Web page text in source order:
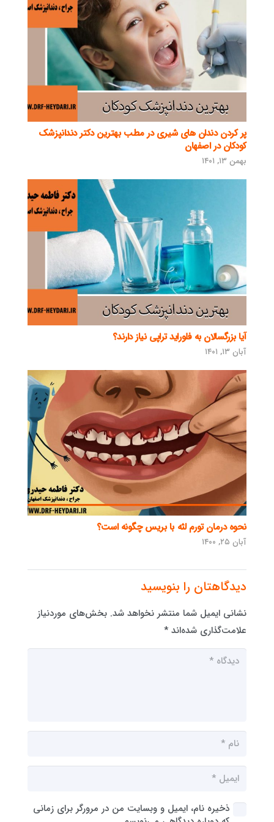
پر کردن دندان های شیری در مطب بهترین دکتر دندانپزشک
کودکان در اصفهان
بهمن ۱۳, ۱۴۰۱
آیا بزرگسالان به فلوراید تراپی نیاز دارند؟
آبان ۱۳, ۱۴۰۱
نحوه درمان تورم لثه با بریس چگونه است؟
آبان ۲۵, ۱۴۰۰
دیدگاهتان را بنویسید
نشانی ایمیل شما منتشر نخواهد شد. بخش‌های موردنیاز
علامت‌گذاری شده‌اند *
ذخیره نام، ایمیل و وبسایت من در مرورگر برای زمانی